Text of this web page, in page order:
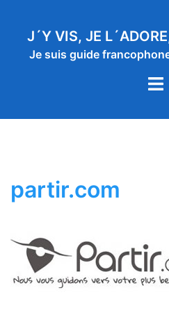
contenuJ´Y VIS, JE
Je suis guide
partir.com